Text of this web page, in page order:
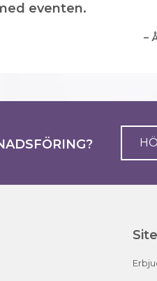
eventen.
–